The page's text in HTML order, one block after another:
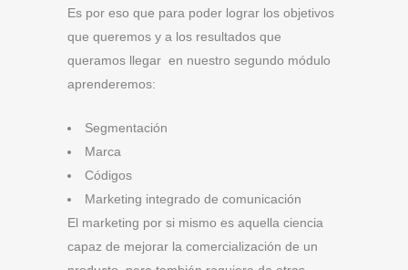
Es por eso que para poder lograr los objetivos
que queremos y a los resultados que
queramos llegar en nuestro segundo módulo
aprenderemos:
Segmentación
Marca
Códigos
Marketing integrado de comunicación
El marketing por si mismo es aquella ciencia
capaz de mejorar la comercialización de un